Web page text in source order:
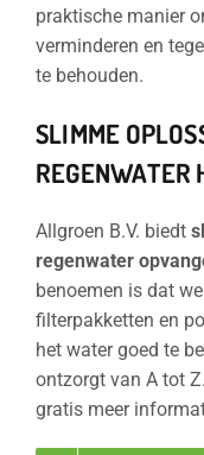
praktische manier
verminderen en
te behouden.
SLIMME
REGENWATER
Allgroen B.V. biedt
regenwater
benoemen is dat
filterpakketten en
het water goed te
ontzorgt van A tot
gratis meer